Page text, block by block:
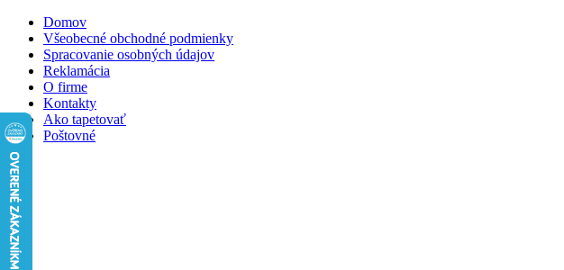
Domov
Všeobecné obchodné podmienky
Spracovanie osobných údajov
Reklamácia
O firme
Kontakty
Ako tapetovať
Poštovné